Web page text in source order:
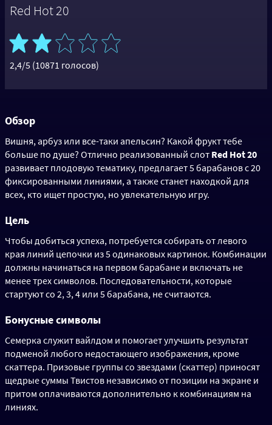
Red Hot 20
2,4/5 (10871 голосов)
Обзор
Вишня, арбуз или все-таки апельсин? Какой фрукт тебе
больше по душе? Отлично реализованный слот Red Hot 20
развивает плодовую тематику, предлагает 5 барабанов с 20
фиксированными линиями, а также станет находкой для
всех, кто ищет простую, но увлекательную игру.
Цель
Чтобы добиться успеха, потребуется собирать от левого
края линий цепочки из 5 одинаковых картинок. Комбинации
должны начинаться на первом барабане и включать не
менее трех символов. Последовательности, которые
стартуют со 2, 3, 4 или 5 барабана, не считаются.
Бонусные символы
Семерка служит вайлдом и помогает улучшить результат
подменой любого недостающего изображения, кроме
скаттера. Призовые группы со звездами (скаттер) приносят
щедрые суммы Твистов независимо от позиции на экране и
притом оплачиваются дополнительно к комбинациям на
линиях.